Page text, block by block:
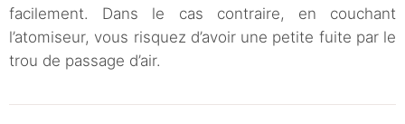
facilement. Dans le cas contraire, en couchant
l’atomiseur, vous risquez d’avoir une petite fuite par le
trou de passage d’air.